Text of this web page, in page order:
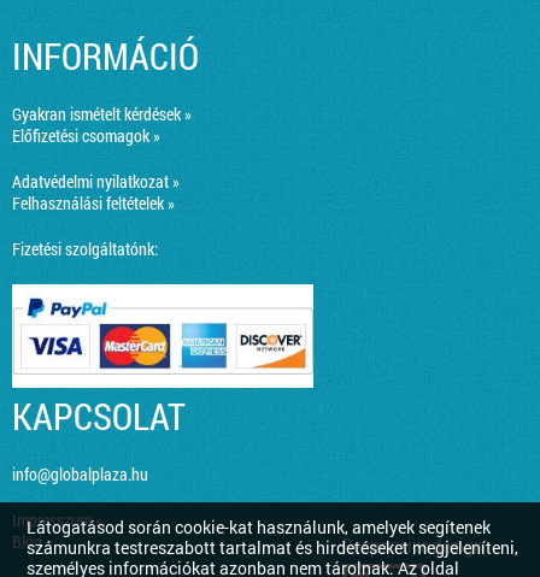
Látogatásod során cookie-kat használunk, amelyek segítenek
számunkra testreszabott tartalmat és hirdetéseket megjeleníteni,
személyes információkat azonban nem tárolnak. Az oldal
INFORMÁCIÓ
Gyakran ismételt kérdések »
Előfizetési csomagok »
Adatvédelmi nyilatkozat »
Felhasználási feltételek »
Fizetési szolgáltatónk:
KAPCSOLAT
info@globalplaza.hu
Impresszum »
Blog »
Responsive design